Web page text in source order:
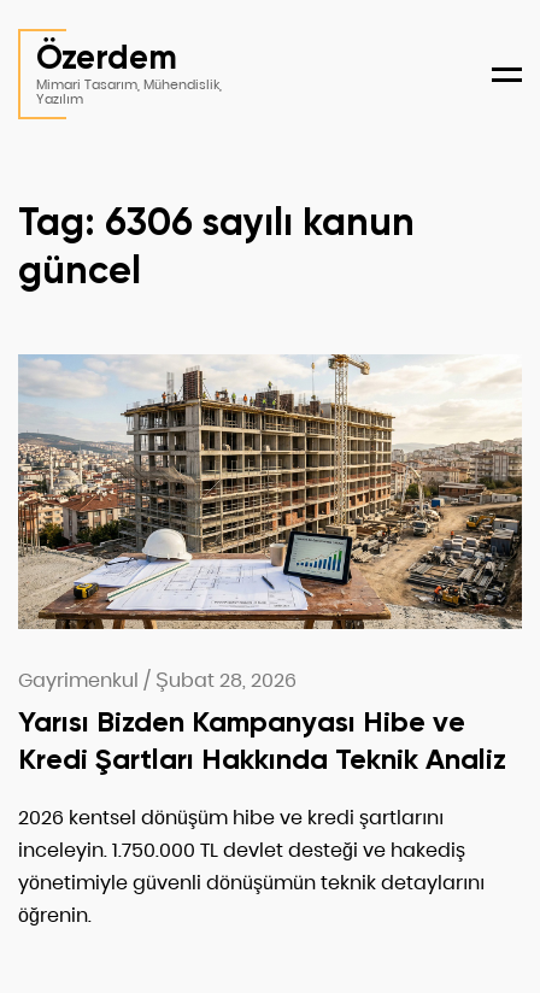
Özerdem
Mimari Tasarım, Mühendislik,
Yazılım
Tag: 6306 sayılı kanun
güncel
Gayrimenkul / Şubat 28, 2026
Yarısı Bizden Kampanyası Hibe ve
Kredi Şartları Hakkında Teknik Analiz
2026 kentsel dönüşüm hibe ve kredi şartlarını
inceleyin. 1.750.000 TL devlet desteği ve hakediş
yönetimiyle güvenli dönüşümün teknik detaylarını
öğrenin.